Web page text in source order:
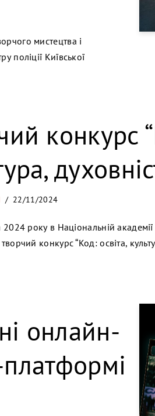
мистецтва і
поліції Київської
конкурс
22/11/2024
року в Національній
конкурс “Код: освіта,
онлайн-